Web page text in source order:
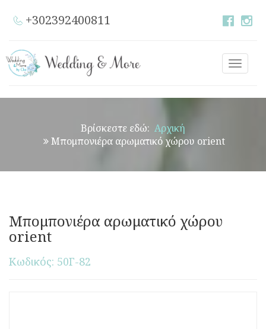
+302392400811
Toggle
Βρίσκεστε εδώ: Αρχική
Μπομπονιέρα αρωματικό χώρου orient
Μπομπονιέρα αρωματικό χώρου
orient
Κωδικός: 50Γ-82